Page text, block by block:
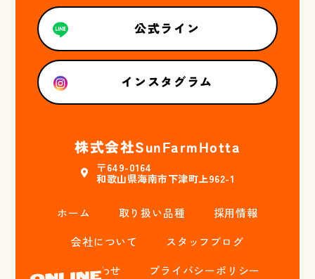
公式ライン
インスタグラム
株式会社SunFarmHotta
〒649-0164
和歌山県海南市下津町上962-1
ホーム 取り扱い品種
採用情報
会社について
スタッフブログ
お問い合わせ
プライバシーポリシー